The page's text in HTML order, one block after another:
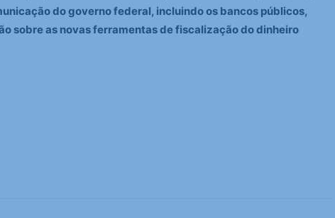
do governo federal, incluindo os bancos públicos,
sobre as novas ferramentas de fiscalização do dinheiro